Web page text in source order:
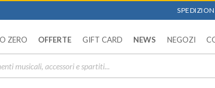
ZERO OFFERTE GIFT CARD NEWS NEGOZI